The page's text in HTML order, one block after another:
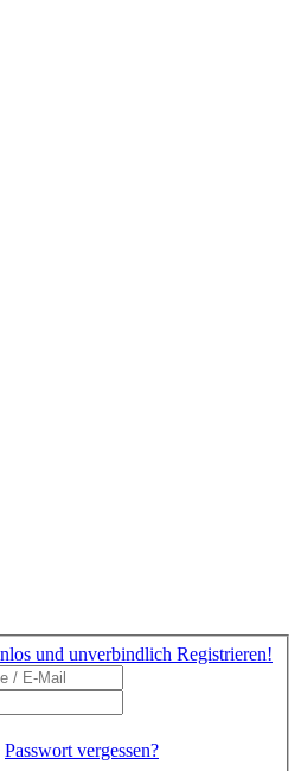
Passwort vergessen?